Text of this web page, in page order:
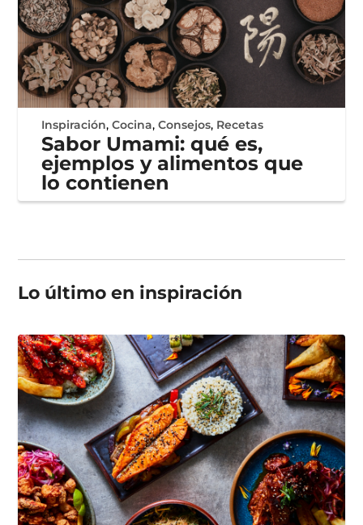
Inspiración,Cocina,Consejos, Recetas
Sabor Umami: qué es,
ejemplos y alimentos que
lo contienen
Lo último en inspiración